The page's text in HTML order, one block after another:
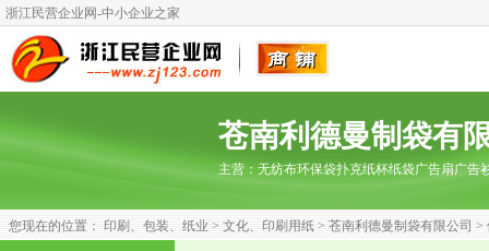
浙江民营企业网-中小企业之家
苍南利德曼制袋有
主营： 无纺布环保袋扑克纸杯纸袋广告扇广告
您现在的位置： 印刷、包装、纸业 > 文化、印刷用纸 > 苍南利德曼制袋有限公司 >